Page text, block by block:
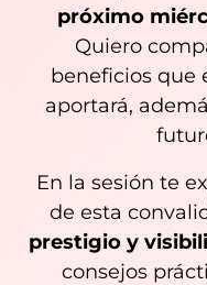
próximo
Quiero
beneficios que
aportará,
En la sesión te
de esta
prestigio y
consejos